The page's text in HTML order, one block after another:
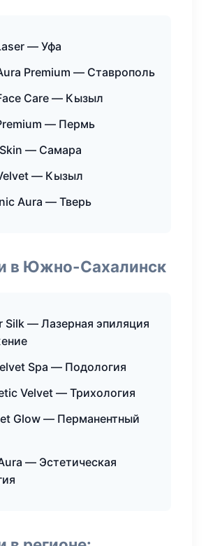
— Уфа
Premium — Ставрополь
Care — Кызыл
— Пермь
— Самара
— Кызыл
Aura — Тверь
в Южно-Сахалинск
Silk — Лазерная эпиляция
Spa — Подология
Velvet — Трихология
Glow — Перманентный
— Эстетическая